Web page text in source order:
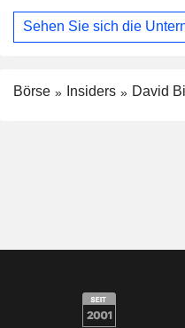
Sehen Sie sich die
Börse Insiders David